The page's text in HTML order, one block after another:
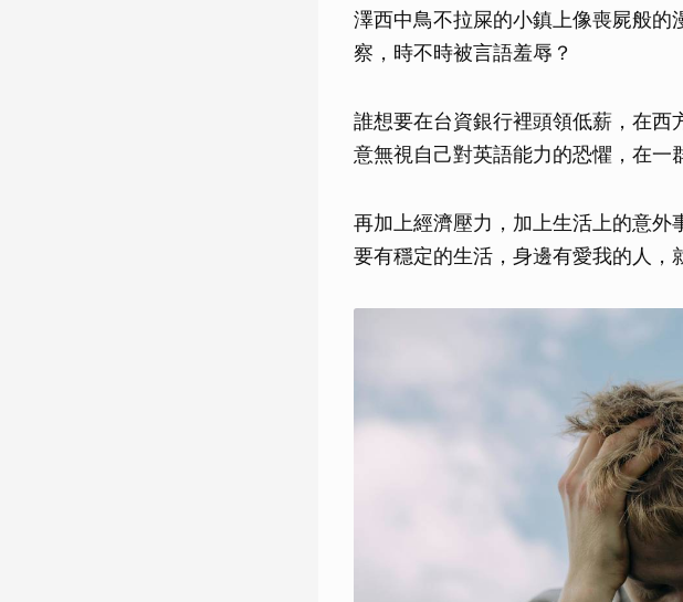
澤西中鳥不拉屎的小鎮上像喪屍般
察，時不時被言語羞辱？
誰想要在台資銀行裡頭領低薪，在西
意無視自己對英語能力的恐懼，在一
再加上經濟壓力，加上生活上的意外
要有穩定的生活，身邊有愛我的人，